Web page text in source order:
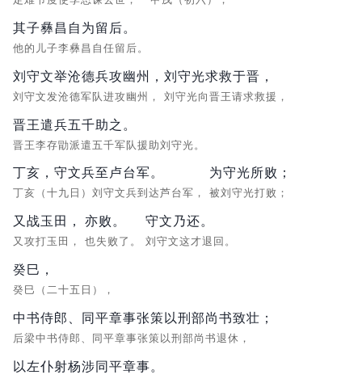
其子彝昌自为留后。
他的儿子李彝昌自任留后。
刘守文举沧德兵攻幽州，
刘守文发沧德军队进攻幽州，
刘守光求救于晋，
刘守光向晋王请求救援，
晋王遣兵五千助之。
晋王李存勖派遣五千军队援助刘守光。
丁亥，守文兵至卢台军。
丁亥（十九日）刘守文兵到达芦台军，
为守光所败；
被刘守光打败；
又战玉田，
又攻打玉田，
亦败。
也失败了。
守文乃还。
刘守文这才退回。
癸巳，
癸巳（二十五日），
中书侍郎、同平章事张策以刑部尚书致壮；
后梁中书侍郎、同平章事张策以刑部尚书退休，
以左仆射杨涉同平章事。